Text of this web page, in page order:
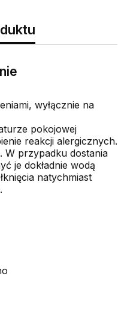
wyłącznie na
pokojowej
reakcji alergicznych.
W przypadku dostania
je dokładnie wodą
natychmiast